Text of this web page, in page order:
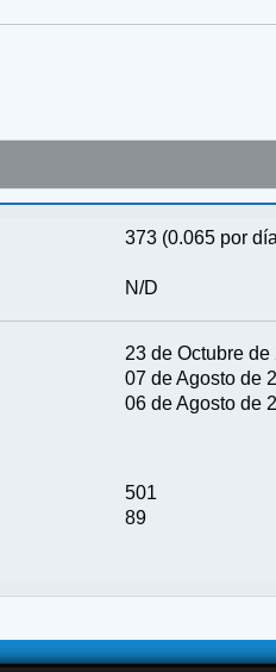
373 (0.065 por
N/D
23 de Octubre
07 de Agosto de
06 de Agosto de
501
89